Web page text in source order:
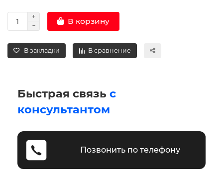
В корзину
В закладки В сравнение
Быстрая связь с
консультантом
Позвонить по телефону